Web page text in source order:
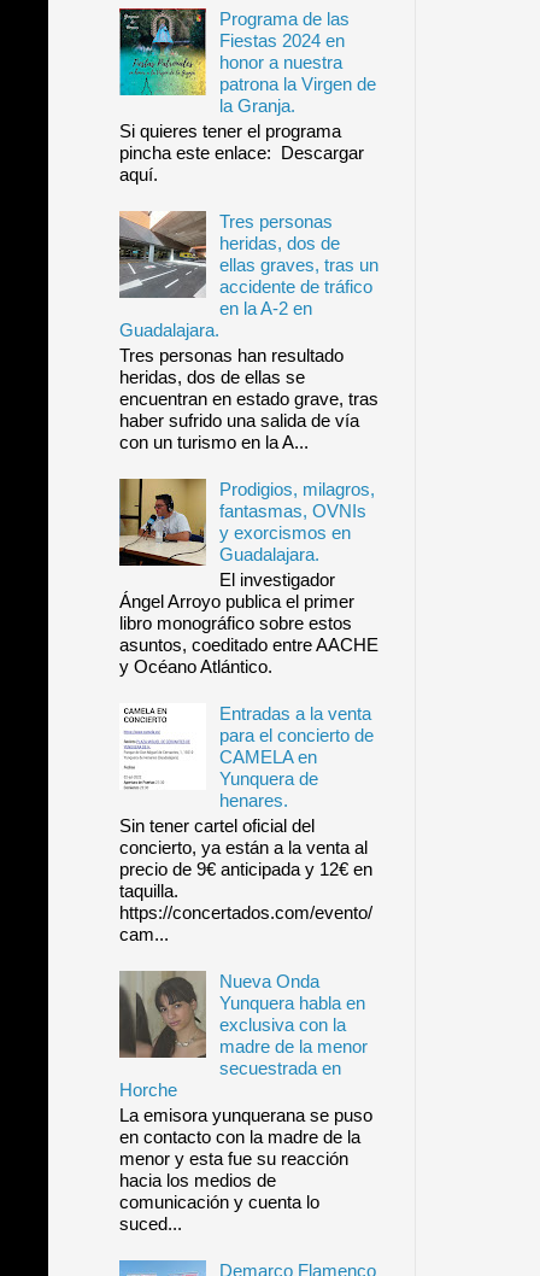
Programa de las
Fiestas 2024 en
honor a nuestra
patrona la Virgen de
la Granja.
Si quieres tener el programa
pincha este enlace: Descargar
aquí.
Tres personas
heridas, dos de
ellas graves, tras un
accidente de tráfico
en la A-2 en
Guadalajara.
Tres personas han resultado
heridas, dos de ellas se
encuentran en estado grave, tras
haber sufrido una salida de vía
con un turismo en la A...
Prodigios, milagros,
fantasmas, OVNIs
y exorcismos en
Guadalajara.
El investigador
Ángel Arroyo publica el primer
libro monográfico sobre estos
asuntos, coeditado entre AACHE
y Océano Atlántico.
Entradas a la venta
para el concierto de
CAMELA en
Yunquera de
henares.
Sin tener cartel oficial del
concierto, ya están a la venta al
precio de 9€ anticipada y 12€ en
taquilla.
https://concertados.com/evento/
cam...
Nueva Onda
Yunquera habla en
exclusiva con la
madre de la menor
secuestrada en
Horche
La emisora yunquerana se puso
en contacto con la madre de la
menor y esta fue su reacción
hacia los medios de
comunicación y cuenta lo
suced...
Demarco Flamenco